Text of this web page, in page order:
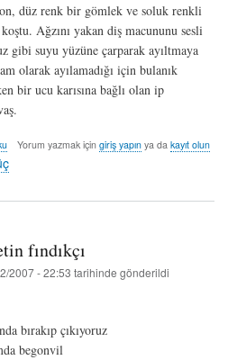
düz renk bir gömlek ve soluk renkli
Ağzını yakan diş macununu sesli
gibi suyu yüzüne çarparak ayıltmaya
olarak ayılamadığı için bulanık
bir ucu karısına bağlı olan ip
Yorum yazmak için giriş yapınya da kayıt olun
fındıkçı
2007 - 22:53 tarihinde gönderildi
bırakıp çıkıyoruz
begonvil